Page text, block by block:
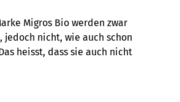
Migros Bio werden zwar
nicht, wie auch schon
heisst, dass sie auch nicht